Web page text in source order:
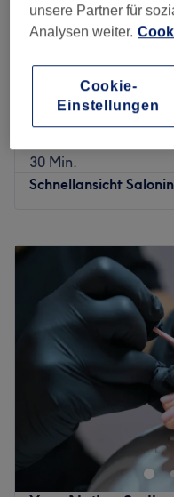
Eschweiler
Auf
Herren - Bart Rasur
Herren - Schneiden,
30 Min.
30 Min.
Schnellansicht
Dienstag
Mittwoch
Donnerstag
Freitag
Samstag
Sonntag
Bist du gelangweilt von
Veränderung? Dann ist
Langerwehe genau
individuellen Beratung
oder die passende
unsere Partner für
Analysen weiter.
Cookie-
Einstellungen